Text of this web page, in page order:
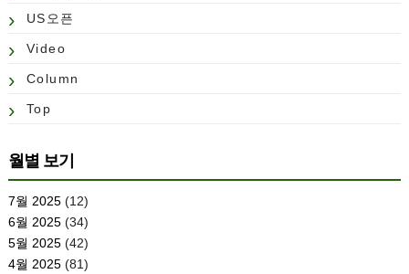
US오픈
Video
Column
Top
월별 보기
7월 2025(12)
6월 2025(34)
5월 2025(42)
4월 2025(81)